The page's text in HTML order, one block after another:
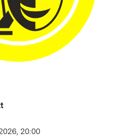
20:00